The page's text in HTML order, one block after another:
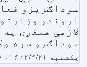
سوداګریزو
اړوندو
لازمې همغږۍ
سوداګرو سره
یکشنبه ۱۴۰۲/۳/۲۱ - ۱۳:۱۷